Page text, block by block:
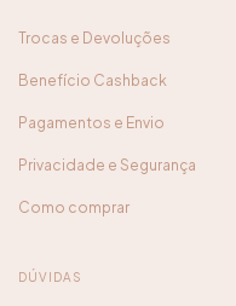
Trocas e Devoluções
Benefício Cashback
Pagamentos e Envio
Privacidade e Segurança
Como comprar
DÚVIDAS